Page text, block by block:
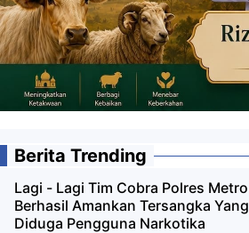
Berita Trending
Lagi - Lagi Tim Cobra Polres Metro
Berhasil Amankan Tersangka Yang
Diduga Pengguna Narkotika